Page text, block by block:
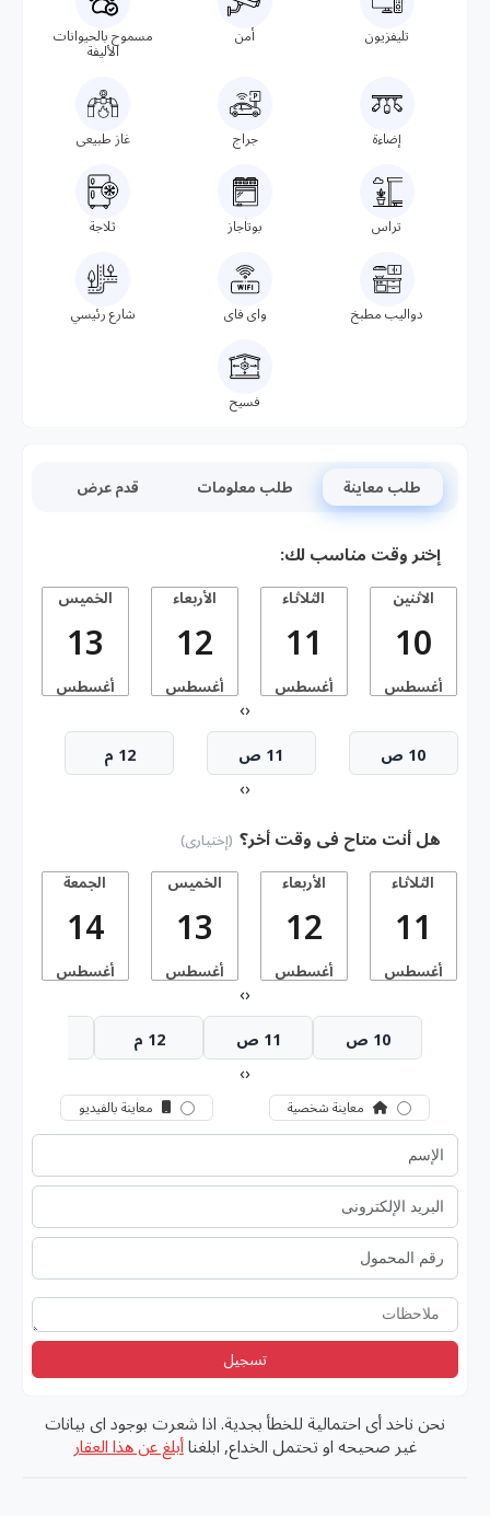
تليفزيون أمن
مسموح بالحيوانات
الأليفة
إضاءة جراج غاز طبيعى
تراس بوتاجاز ثلاجة
دواليب مطبخ واى فاى شارع رئيسي
فسيح
طلب معاينة طلب معلومات قدم عرض
إختر وقت مناسب لك:
الاثنين
10
أغسطس
الثلاثاء
11
أغسطس
الأربعاء
12
أغسطس
الخميس
13
أغسطس
‹
›
10 ص 11 ص 12 م
‹
›
هل أنت متاح فى وقت أخر؟ (إختيارى)
الثلاثاء
11
أغسطس
الأربعاء
12
أغسطس
الخميس
13
أغسطس
الجمعة
14
أغسطس
‹
›
10 ص 11 ص 12 م
‹
›
معاينة شخصية معاينة بالفيديو
تسجيل
نحن ناخد أى احتمالية للخطأ بجدية. اذا شعرت بوجود اى بيانات
غير صحيحه او تحتمل الخداع, ابلغنا أبلغ عن هذا العقار